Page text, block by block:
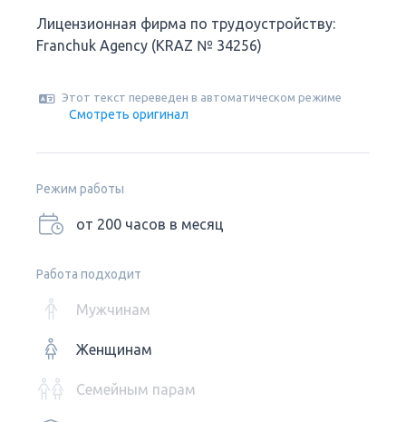
Лицензионная фирма по трудоустройству:
Franchuk Agency (KRAZ № 34256)
Этот текст переведен в автоматическом режиме
Смотреть оригинал
Режим работы
от 200 часов в месяц
Работа подходит
Мужчинам
Женщинам
Семейным парам